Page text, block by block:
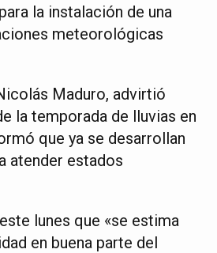
la instalación de una
meteorológicas
Maduro, advirtió
la temporada de lluvias en
que ya se desarrollan
atender estados
lunes que «se estima
en buena parte del